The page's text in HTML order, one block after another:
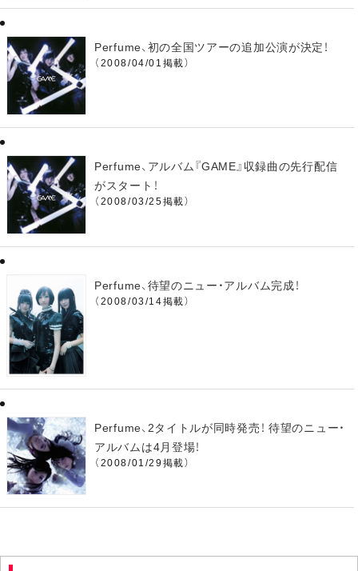
Perfume、初の全国ツアーの追加公演が決定！
（2008/04/01掲載）
Perfume、アルバム『GAME』収録曲の先行配信
がスタート！
（2008/03/25掲載）
Perfume、待望のニュー・アルバム完成！
（2008/03/14掲載）
Perfume、2タイトルが同時発売！ 待望のニュー・
アルバムは4月登場！
（2008/01/29掲載）